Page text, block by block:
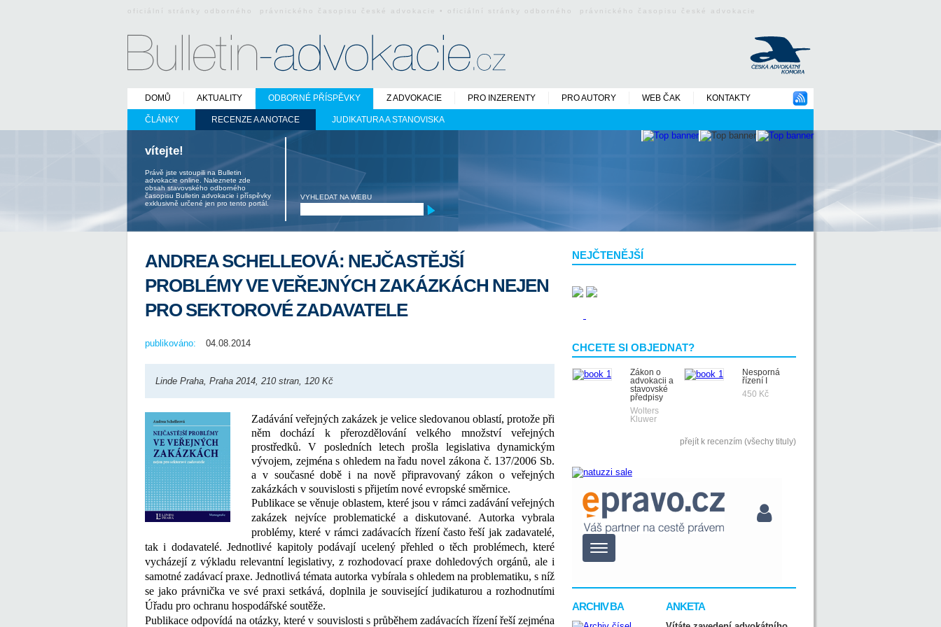
oficiální stránky odborného právnického časopisu české advokacie • oficiální stránky odborného právnického časopisu české advokacie
DOMŮ AKTUALITY ODBORNÉ PŘÍSPĚVKY
ČLÁNKY RECENZE A ANOTACE JUDIKATURA A STANOVISKA
Z ADVOKACIE PRO INZERENTY PRO AUTORY WEB ČAK KONTAKTY
vítejte!
Právě jste vstoupili na Bulletin
advokacie online. Naleznete zde
obsah stavovského odborného
časopisu Bulletin advokacie i příspěvky
exklusivně určené jen pro tento portál.
VYHLEDAT NA WEBU
NEJČTENĚJŠÍ
CHCETE SI OBJEDNAT?
Zákon o
advokacii a
stavovské
předpisy
Wolters
Kluwer
Nesporná
řízení I
450 Kč
přejít k recenzím (všechy tituly)
ARCHIV BA ANKETA
ANDREA SCHELLEOVÁ: NEJČASTĚJŠÍ
PROBLÉMY VE VEŘEJNÝCH ZAKÁZKÁCH NEJEN
PRO SEKTOROVÉ ZADAVATELE
publikováno: 04.08.2014
Linde Praha, Praha 2014, 210 stran, 120 Kč
Zadávání veřejných zakázek je velice sledovanou oblastí, protože při
něm dochází k přerozdělování velkého množství veřejných
prostředků. V posledních letech prošla legislativa dynamickým
vývojem, zejména s ohledem na řadu novel zákona č. 137/2006 Sb.
a v současné době i na nově připravovaný zákon o veřejných
zakázkách v souvislosti s přijetím nové evropské směrnice.
Publikace se věnuje oblastem, které jsou v rámci zadávání veřejných
zakázek nejvíce problematické a diskutované. Autorka vybrala
problémy, které v rámci zadávacích řízení často řeší jak zadavatelé,
tak i dodavatelé. Jednotlivé kapitoly podávají ucelený přehled o těch problémech, které
vycházejí z výkladu relevantní legislativy, z rozhodovací praxe dohledových orgánů, ale i
samotné zadávací praxe. Jednotlivá témata autorka vybírala s ohledem na problematiku, s níž
se jako právnička ve své praxi setkává, doplnila je související judikaturou a rozhodnutími
Úřadu pro ochranu hospodářské soutěže.
Publikace odpovídá na otázky, které v souvislosti s průběhem zadávacích řízení řeší zejména